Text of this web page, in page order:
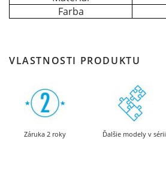
Farba
VLASTNOSTI PRODUKTU
Záruka 2 roky Ďalšie modely v sérii